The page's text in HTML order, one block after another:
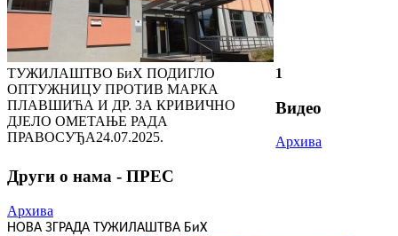
ТУЖИЛАШТВО БиХ ПОДИГЛО
ОПТУЖНИЦУ ПРОТИВ МАРКА
ПЛАВШИЋА И ДР. ЗА КРИВИЧНО
ДЈЕЛО ОМЕТАЊЕ РАДА
ПРАВОСУЂА24.07.2025.
1
Видео
Архива
Други о нама - ПРЕС
Архива
НОВА ЗГРАДА ТУЖИЛАШТВА БиХ